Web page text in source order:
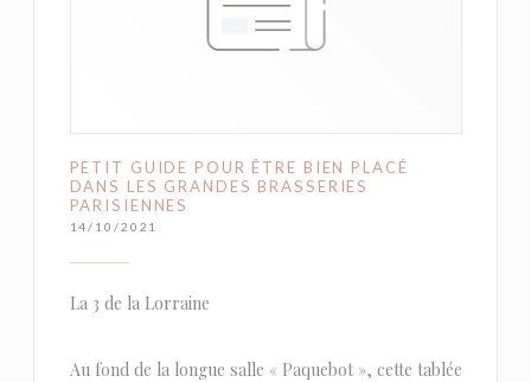
PETIT GUIDE POUR ÊTRE BIEN PLACÉ
DANS LES GRANDES BRASSERIES
PARISIENNES
14/10/2021
La 3 de la Lorraine
Au fond de la longue salle « Paquebot », cette tablée